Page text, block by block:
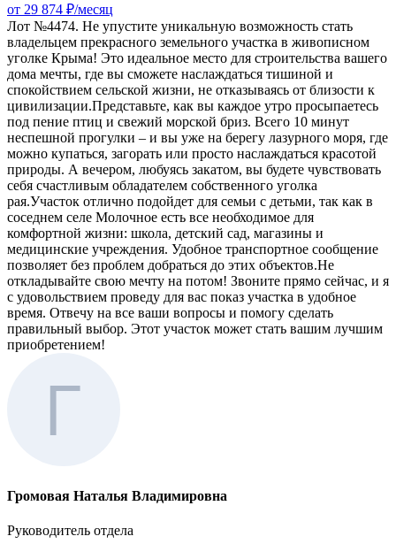
от 29 874 ₽/месяц
Лот №4474. Не упустите уникальную возможность стать
владельцем прекрасного земельного участка в живописном
уголке Крыма! Это идеальное место для строительства вашего
дома мечты, где вы сможете наслаждаться тишиной и
спокойствием сельской жизни, не отказываясь от близости к
цивилизации.Представьте, как вы каждое утро просыпаетесь
под пение птиц и свежий морской бриз. Всего 10 минут
неспешной прогулки – и вы уже на берегу лазурного моря, где
можно купаться, загорать или просто наслаждаться красотой
природы. А вечером, любуясь закатом, вы будете чувствовать
себя счастливым обладателем собственного уголка
рая.Участок отлично подойдет для семьи с детьми, так как в
соседнем селе Молочное есть все необходимое для
комфортной жизни: школа, детский сад, магазины и
медицинские учреждения. Удобное транспортное сообщение
позволяет без проблем добраться до этих объектов.Не
откладывайте свою мечту на потом! Звоните прямо сейчас, и я
с удовольствием проведу для вас показ участка в удобное
время. Отвечу на все ваши вопросы и помогу сделать
правильный выбор. Этот участок может стать вашим лучшим
приобретением!
Громовая Наталья Владимировна
Руководитель отдела